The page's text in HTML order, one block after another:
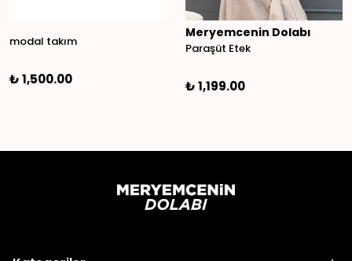
modal takım
₺ 1,500.00
Meryemcenin Dolabı
Paraşüt Etek
₺ 1,199.00